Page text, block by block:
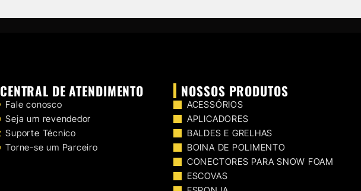
CENTRAL DE ATENDIMENTO
Fale conosco
Seja um revendedor
Suporte Técnico
Torne-se um Parceiro
NOSSOS PRODUTOS
ACESSÓRIOS
APLICADORES
BALDES E GRELHAS
BOINA DE POLIMENTO
CONECTORES PARA SNOW FOAM
ESCOVAS